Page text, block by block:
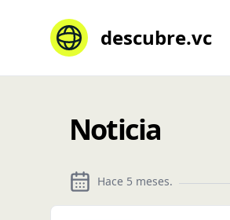
descubre.vc
Noticia
Hace 5 meses.